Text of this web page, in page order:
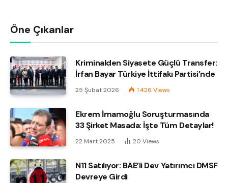
Öne Çıkanlar
Kriminalden Siyasete Güçlü Transfer:
İrfan Bayar Türkiye İttifakı Partisi’nde
25 Şubat 2026 1.426 Views
Ekrem İmamoğlu Soruşturmasında
33 Şirket Masada: İşte Tüm Detaylar!
22 Mart 2025 20 Views
N11 Satılıyor: BAE’li Dev Yatırımcı DMSF
Devreye Girdi